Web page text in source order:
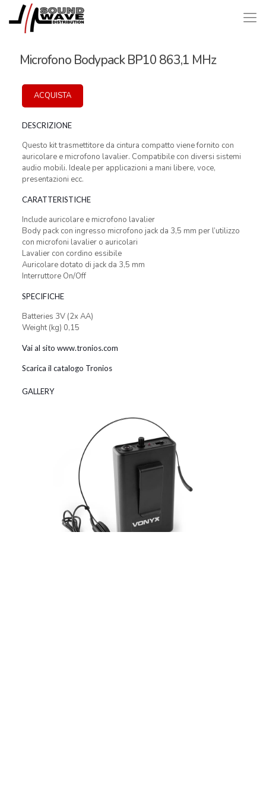
Microfono Bodypack BP10 863,1 MHz
ACQUISTA
DESCRIZIONE
Questo kit trasmettitore da cintura compatto viene fornito con
auricolare e microfono lavalier. Compatibile con diversi sistemi
audio mobili. Ideale per applicazioni a mani libere, voce,
presentazioni ecc.
CARATTERISTICHE
Include auricolare e microfono lavalier
Body pack con ingresso microfono jack da 3,5 mm per l’utilizzo
con microfoni lavalier o auricolari
Lavalier con cordino essibile
Auricolare dotato di jack da 3,5 mm
Interruttore On/Off
SPECIFICHE
Batteries 3V (2x AA)
Weight (kg) 0,15
Vai al sito www.tronios.com
Scarica il catalogo Tronios
GALLERY